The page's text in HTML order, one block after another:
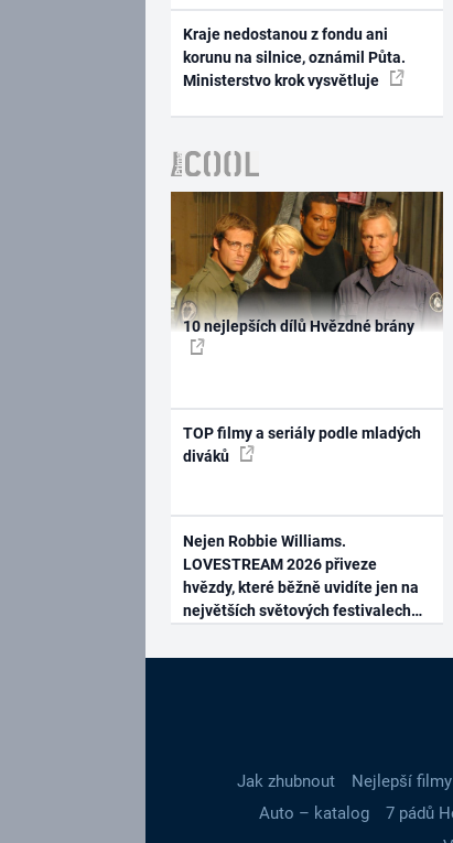
Kraje nedostanou z fondu ani
korunu na silnice, oznámil Půta.
Ministerstvo krok vysvětluje
10 nejlepších dílů Hvězdné brány
TOP filmy a seriály podle mladých
diváků
Nejen Robbie Williams.
LOVESTREAM 2026 přiveze
hvězdy, které běžně uvidíte jen na
největších světových festivalech
Jak zhubnout Nejlepší
Auto – katalog
7 pádů